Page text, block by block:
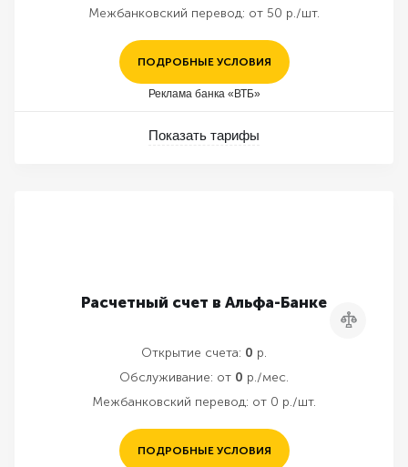
Межбанковский перевод: от 50 р./шт.
ПОДРОБНЫЕ УСЛОВИЯ
Реклама банка «ВТБ»
Показать тарифы
Расчетный счет в Альфа-Банке
Сравнить
Открытие счета: 0 р.
Обслуживание: от 0 р./мес.
Межбанковский перевод: от 0 р./шт.
ПОДРОБНЫЕ УСЛОВИЯ